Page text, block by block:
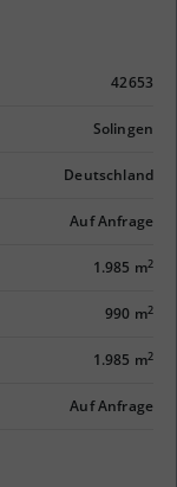
42653
Solingen
Deutschland
Auf Anfrage
1.985 m2
990 m2
1.985 m2
Auf Anfrage